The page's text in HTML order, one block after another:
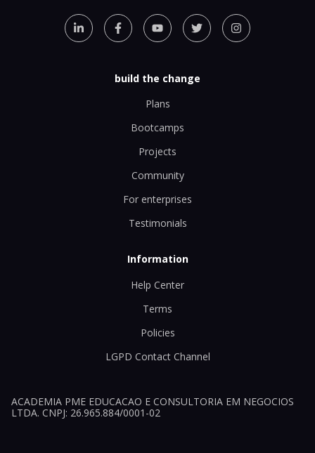
build the change
Plans
Bootcamps
Projects
Community
For enterprises
Testimonials
Information
Help Center
Terms
Policies
LGPD Contact Channel
ACADEMIA PME EDUCACAO E CONSULTORIA EM NEGOCIOS
LTDA. CNPJ: 26.965.884/0001-02